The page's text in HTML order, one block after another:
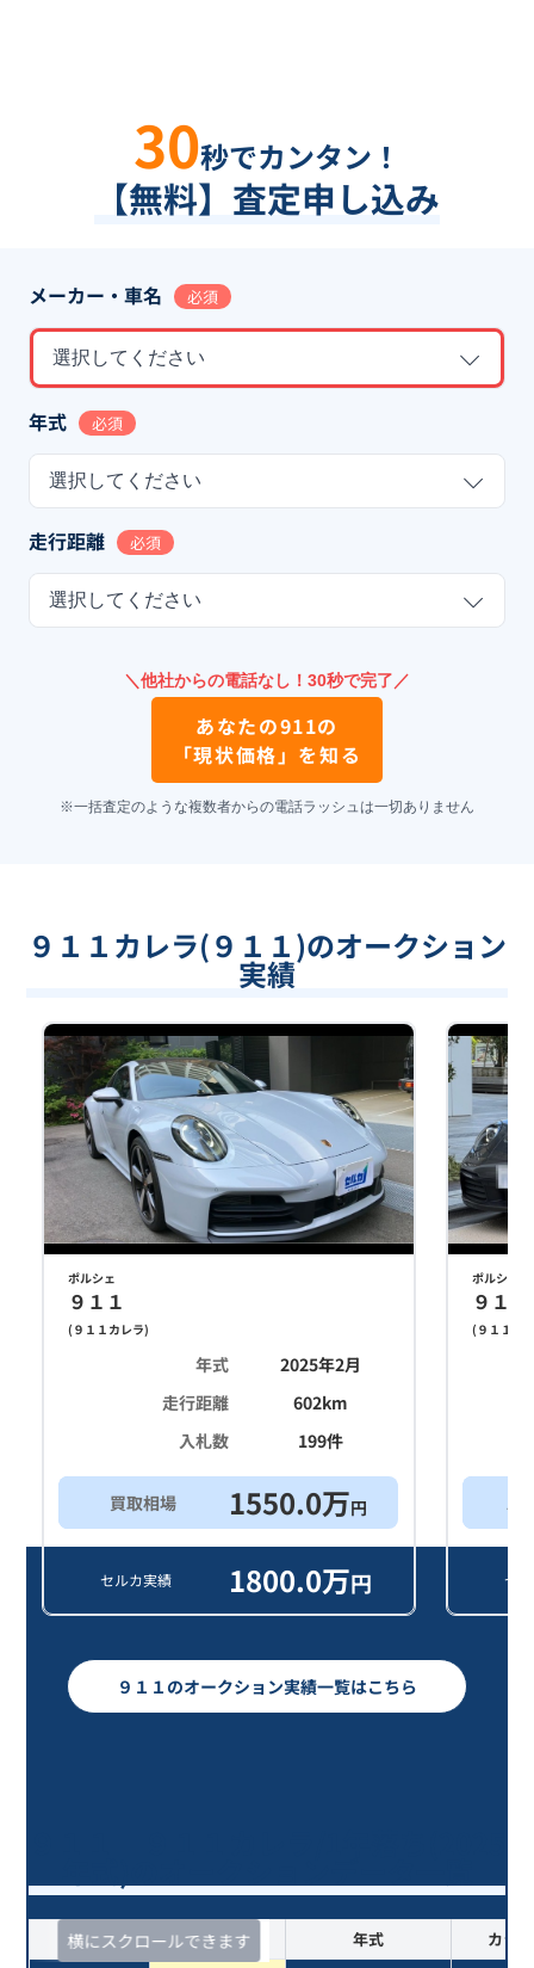
30秒でカンタン！
【無料】査定申し込み
メーカー・車名 必須
選択してください
年式 必須
選択してください
走行距離 必須
選択してください
＼他社からの電話なし！30秒で完了／
あなたの911の
「現状価格」を知る
※一括査定のような複数者からの電話ラッシュは一切ありません
９１１カレラ(９１１)のオークション
実績
ポルシェ
９１１
( ９１１カレラ)
年式
2025年2月
走行距離
602km
入札数
199件
買取相場 1550.0万円
セルカ実績 1800.0万円
ポルシェ
９１１
( ９１１カ
ス
セ
９１１のオークション実績一覧はこちら
横にスクロールできます
査定時期 セルカ実績 年式 カラー